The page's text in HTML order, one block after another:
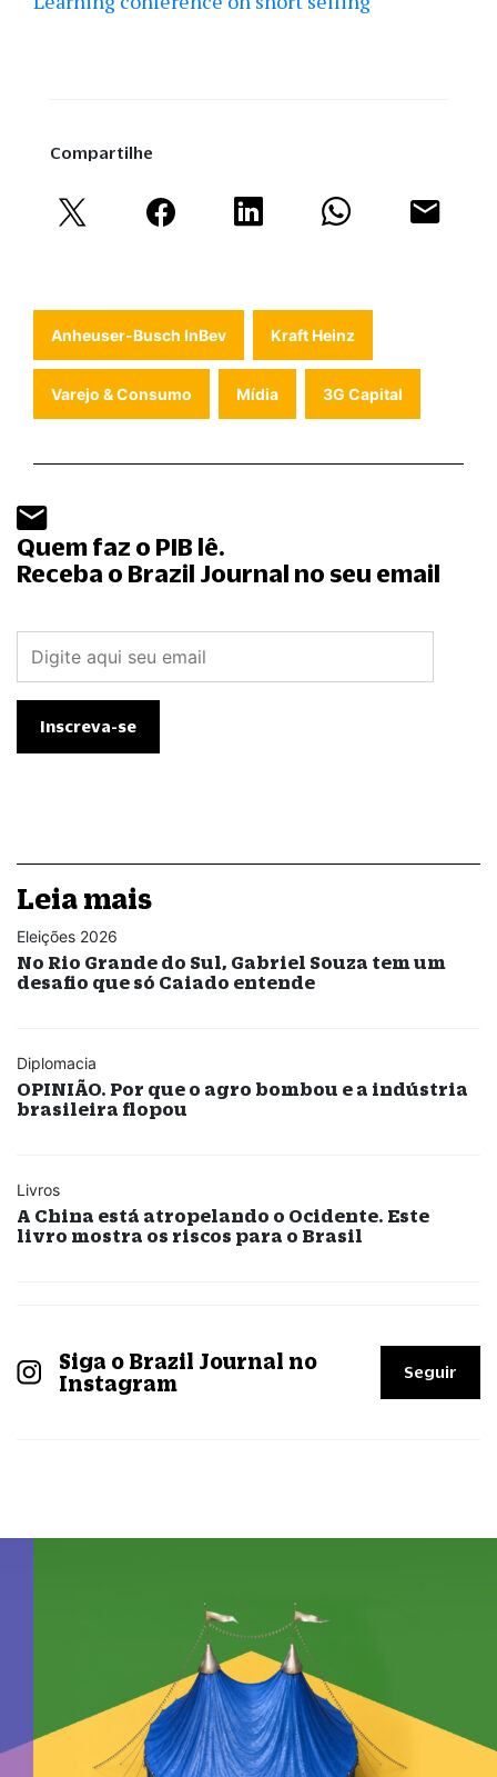
Compartilhe
Anheuser-Busch InBev Kraft Heinz
Varejo & Consumo Mídia 3G Capital
Quem faz o PIB lê.
Receba o Brazil Journal no seu email
Leia mais
Eleições 2026
No Rio Grande do Sul, Gabriel Souza tem um
desafio que só Caiado entende
Diplomacia
OPINIÃO. Por que o agro bombou e a indústria
brasileira flopou
Livros
A China está atropelando o Ocidente. Este
livro mostra os riscos para o Brasil
Siga o Brazil Journal no
Instagram
Seguir